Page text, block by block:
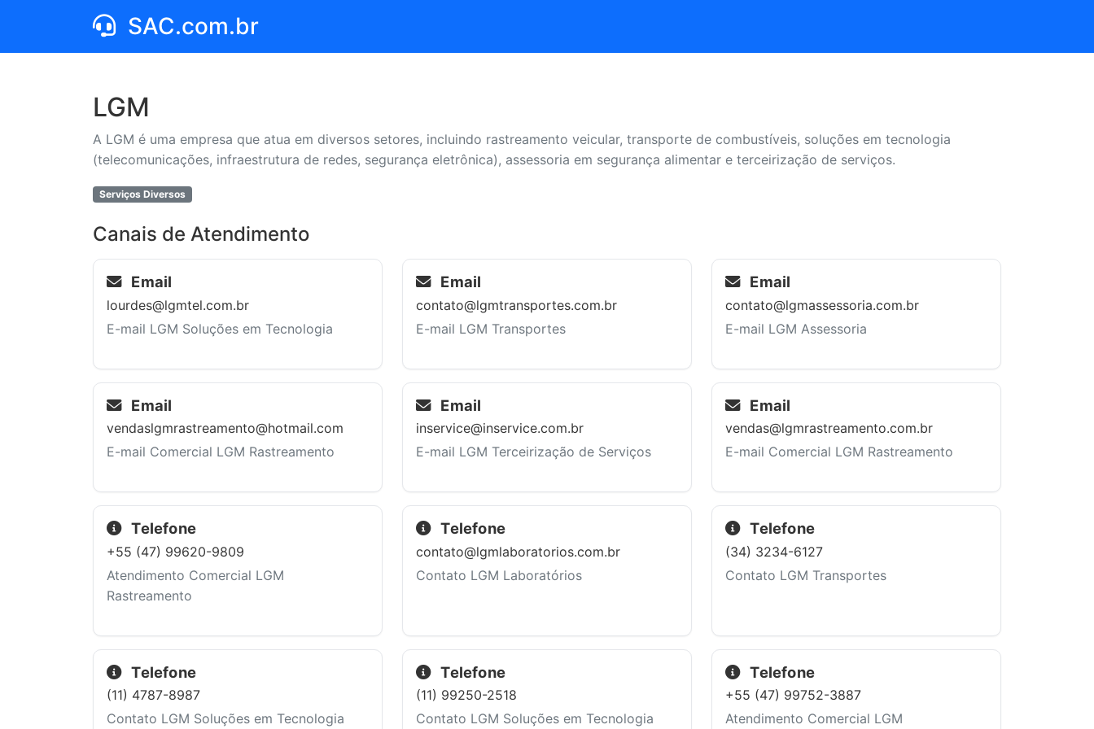
SAC.com.br
LGM
A LGM é uma empresa que atua em diversos setores, incluindo rastreamento veicular, transporte de combustíveis, soluções em tecnologia
(telecomunicações, infraestrutura de redes, segurança eletrônica), assessoria em segurança alimentar e terceirização de serviços.
Serviços Diversos
Canais de Atendimento
Email
lourdes@lgmtel.com.br
E-mail LGM Soluções em Tecnologia
Email
contato@lgmtransportes.com.br
E-mail LGM Transportes
Email
contato@lgmassessoria.com.br
E-mail LGM Assessoria
Email
vendaslgmrastreamento@hotmail.com
E-mail Comercial LGM Rastreamento
Email
inservice@inservice.com.br
E-mail LGM Terceirização de Serviços
Email
vendas@lgmrastreamento.com.br
E-mail Comercial LGM Rastreamento
Telefone
+55 (47) 99620-9809
Atendimento Comercial LGM
Rastreamento
Telefone
contato@lgmlaboratorios.com.br
Contato LGM Laboratórios
Telefone
(34) 3234-6127
Contato LGM Transportes
Telefone
(11) 4787-8987
Contato LGM Soluções em Tecnologia
Telefone
(11) 99250-2518
Contato LGM Soluções em Tecnologia
Telefone
+55 (47) 99752-3887
Atendimento Comercial LGM